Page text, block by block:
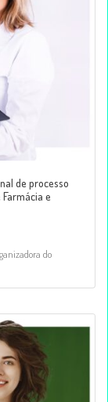
de processo
e
do